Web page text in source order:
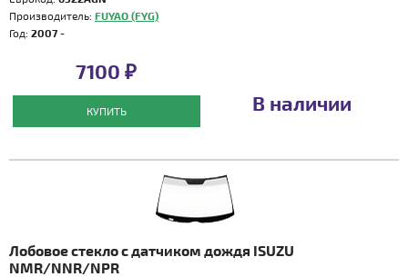
Производитель: FUYAO (FYG)
Год: 2007 -
7100 ₽
КУПИТЬ В наличии
Лобовое стекло с датчиком дождя ISUZU
NMR/NNR/NPR